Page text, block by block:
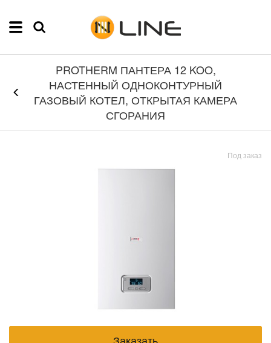
PROTHERM ПАНТЕРА 12 KOO,
НАСТЕННЫЙ ОДНОКОНТУРНЫЙ
ГАЗОВЫЙ КОТЕЛ, ОТКРЫТАЯ КАМЕРА
СГОРАНИЯ
Под заказ